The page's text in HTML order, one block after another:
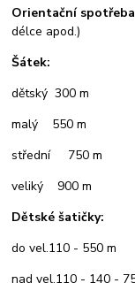
Orientační spotřeba
délce apod.)
Šátek:
dětský 300 m
malý 550 m
střední 750 m
veliký 900 m
Dětské šatičky:
do vel.110 - 550 m
nad vel.110 - 140 -